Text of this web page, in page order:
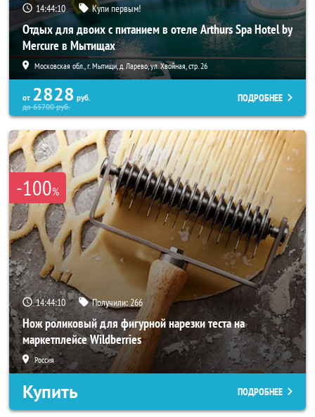
14:44:08 Купи первым!
Отдых для двоих с питанием в отеле Arthurs Spa Hotel by
Mercure в Мытищах
Московская обл., г. Мытищи, д. Ларево, ул. Хвойная, стр. 26
от 2828 руб.
до65700руб.
ПОДРОБНЕЕ
-100%
14:44:08 Получили:266
Нож роликовый для фигурной нарезки теста на
маркетплейсе Wildberries
Россия
Купить ПОДРОБНЕЕ